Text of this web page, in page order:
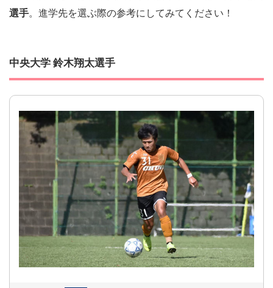
選手。進学先を選ぶ際の参考にしてみてください！
中央大学 鈴木翔太選手